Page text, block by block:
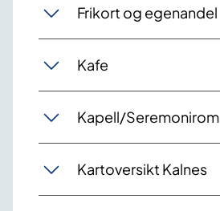
Frikort og egenandel
Kafe
Kapell/Seremonirom
Kartoversikt Kalnes